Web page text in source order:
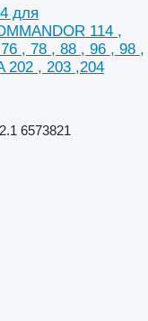
для
114 ,
, 78 , 88 , 96 , 98 ,
202 , 203 ,204
6573821